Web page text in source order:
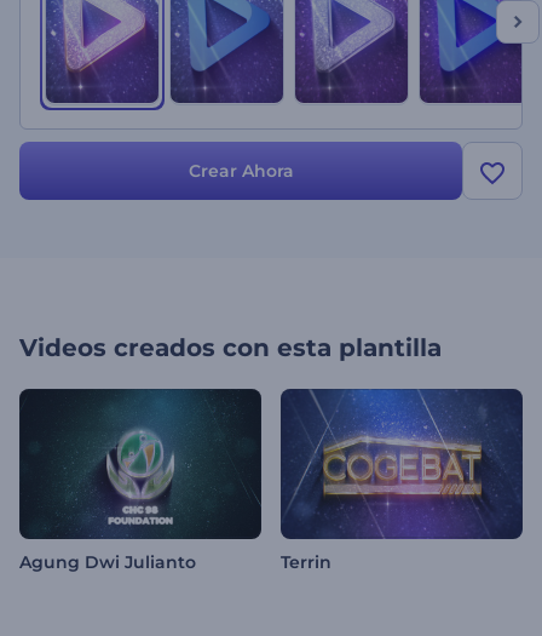
Crear Ahora
Videos creados con esta plantilla
Agung Dwi Julianto Terrin